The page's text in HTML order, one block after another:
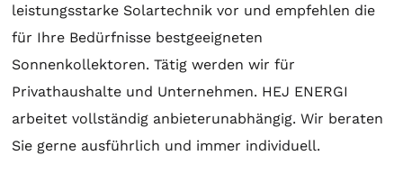
leistungsstarke Solartechnik vor und empfehlen die
für Ihre Bedürfnisse bestgeeigneten
Sonnenkollektoren. Tätig werden wir für
Privathaushalte und Unternehmen. HEJ ENERGI
arbeitet vollständig anbieterunabhängig. Wir beraten
Sie gerne ausführlich und immer individuell.